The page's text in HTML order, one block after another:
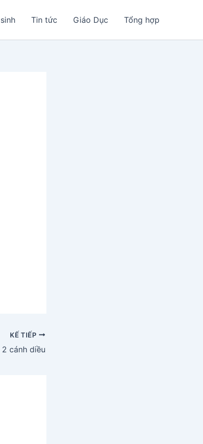
Tin tức Giáo Dục Tổng hợp
KẾ TIẾP
cánh diều